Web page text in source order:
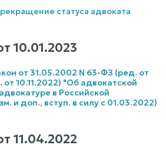
статуса адвоката
10.01.2023
от 31.05.2002 N 63-ФЗ (ред. от
от 10.11.2022) "Об адвокатской
в Российской
и доп., вступ. в силу с 01.03.2022)
11.04.2022